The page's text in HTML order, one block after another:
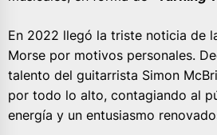
En 2022 llegó la triste noticia de
Morse por motivos personales.
talento del guitarrista Simon
por todo lo alto, contagiando al
energía y un entusiasmo